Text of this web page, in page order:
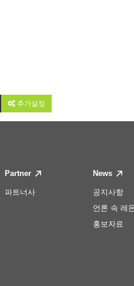
추가설정
Partner
파트너사
News
공지사항
언론 속 레
홍보자료